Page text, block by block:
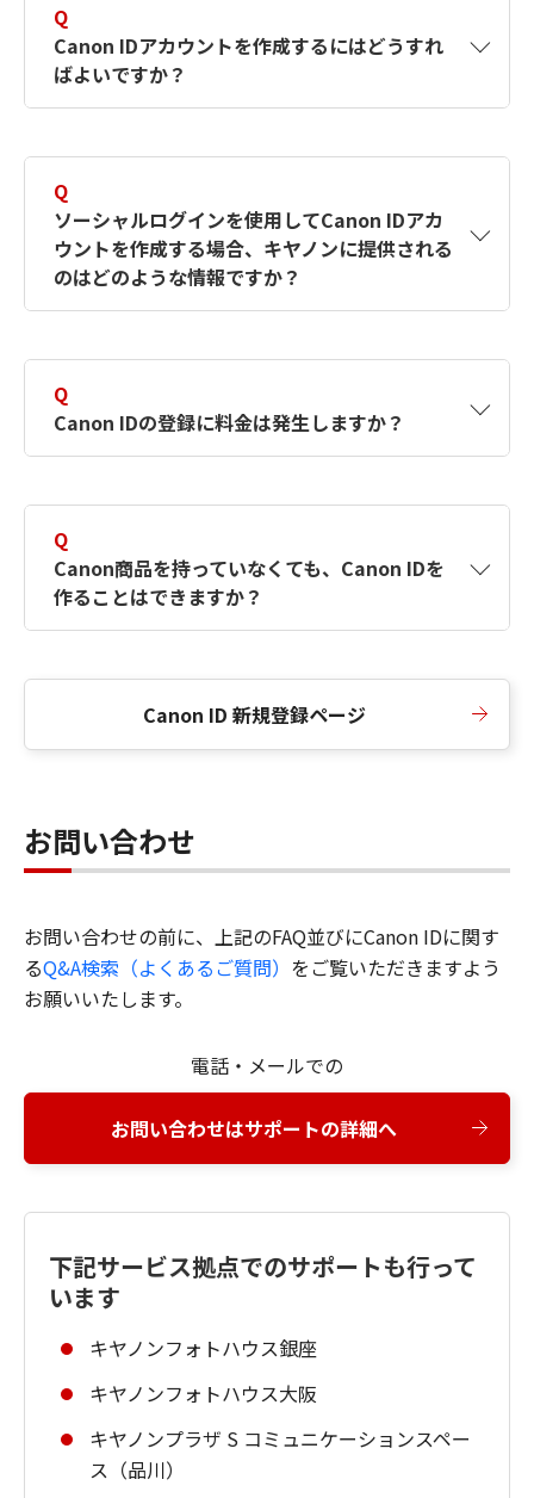
Q
Canon IDアカウントを作成するにはどうすれ
ばよいですか？
す。詳しい作成方法は【カメラ】Canon IDとは
何ですか？Canon IDの作成方法は？をご確認く
ださい。
Q
ソーシャルログインを使用してCanon IDアカ
ウントを作成する場合、キヤノンに提供される
のはどのような情報ですか？
択したサービスから取得します。アカウントを
簡単に作成できるように、この情報を使用して
Canon IDの登録フォームを入力します。
Q
Canon IDの登録に料金は発生しますか？
Q
Canon商品を持っていなくても、Canon IDを
作ることはできますか？
Canon ID 新規登録ページ
お問い合わせ
お問い合わせの前に、上記のFAQ並びにCanon IDに関す
るQ&A検索（よくあるご質問） をご覧いただきますよう
お願いいたします。
電話・メールでの
お問い合わせはサポートの詳細へ
下記サービス拠点でのサポートも行って
います
キヤノンフォトハウス銀座
キヤノンフォトハウス大阪
キヤノンプラザ S コミュニケーションスペー
ス（品川）